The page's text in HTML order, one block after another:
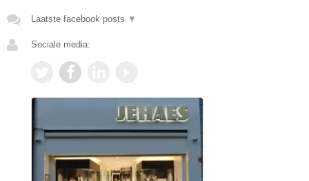
Laatste facebook posts ▼
Sociale media: